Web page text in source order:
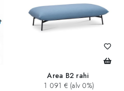
Area B2 rahi
1 091 € (alv 0%)